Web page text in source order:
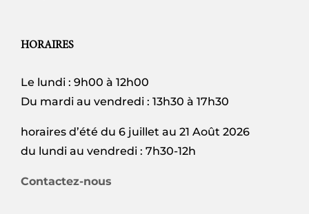
HORAIRES
Le lundi : 9h00 à 12h00
Du mardi au vendredi : 13h30 à 17h30
horaires d’été du 6 juillet au 21 Août 2026
du lundi au vendredi : 7h30-12h
Contactez-nous